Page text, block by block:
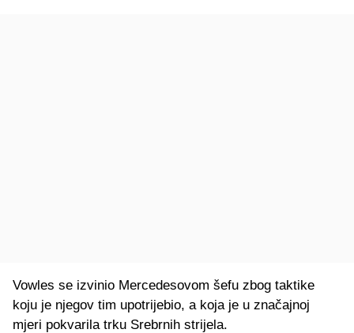
Vowles se izvinio Mercedesovom šefu zbog taktike
koju je njegov tim upotrijebio, a koja je u značajnoj
mjeri pokvarila trku Srebrnih strijela.